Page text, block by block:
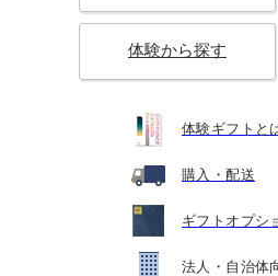
体験から探す
体験ギフトと
購入・配送
ギフトオプシ
法人・自治体